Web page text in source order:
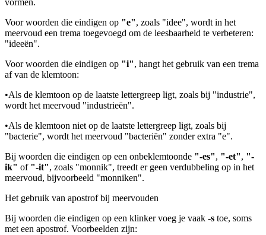
vormen.
Voor woorden die eindigen op "e", zoals "idee", wordt in het
meervoud een trema toegevoegd om de leesbaarheid te verbeteren:
"ideeën".
Voor woorden die eindigen op "i", hangt het gebruik van een trema
af van de klemtoon:
•Als de klemtoon op de laatste lettergreep ligt, zoals bij "industrie",
wordt het meervoud "industrieën".
•Als de klemtoon niet op de laatste lettergreep ligt, zoals bij
"bacterie", wordt het meervoud "bacteriën" zonder extra "e".
Bij woorden die eindigen op een onbeklemtoonde "-es", "-et", "-
ik" of "-it", zoals "monnik", treedt er geen verdubbeling op in het
meervoud, bijvoorbeeld "monniken".
Het gebruik van apostrof bij meervouden
Bij woorden die eindigen op een klinker voeg je vaak -s toe, soms
met een apostrof. Voorbeelden zijn: